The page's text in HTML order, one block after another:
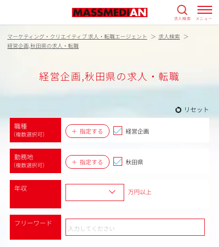
求人検索 メニュー
マーケティング・クリエイティブ 求人・転職エージェント
求人検索
経営企画,秋田県の求人・転職
経営企画,秋田県の求人・転職
リセット
職種
（複数選択可） 指定する 経営企画
勤務地
（複数選択可） 指定する 秋田県
年収 万円以上
フリーワード